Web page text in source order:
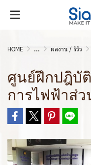
HOME ... ผลงาน / รีวิว
ศูนย์ฝึกปฎิบั
การไฟฟ้าส่